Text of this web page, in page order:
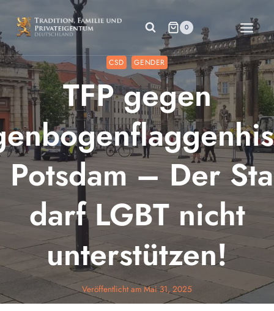
Inhalt
springen
0
CSD GENDER
TFP gegen
– Der
darf LGBT nicht
unterstützen!
Veröffentlicht amMai 31, 2025